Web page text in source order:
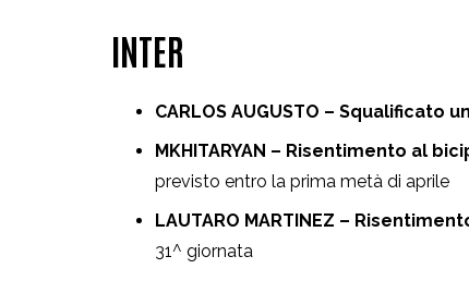
INTER
CARLOS AUGUSTO – Squalificato
MKHITARYAN – Risentimento al
previsto entro la prima metà di aprile
LAUTARO MARTINEZ –
31^ giornata